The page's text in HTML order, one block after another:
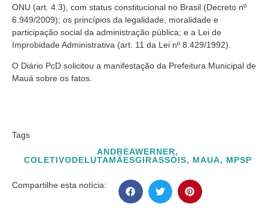
ONU (art. 4.3), com status constitucional no Brasil (Decreto nº
6.949/2009); os princípios da legalidade, moralidade e
participação social da administração pública; e a Lei de
Improbidade Administrativa (art. 11 da Lei nº 8.429/1992).
O Diário PcD solicitou a manifestação da Prefeitura Municipal de
Mauá sobre os fatos.
Tags
ANDREAWERNER,
COLETIVODELUTAMÃESGIRASSÓIS, MAUA, MPSP
Compartilhe esta notícia: